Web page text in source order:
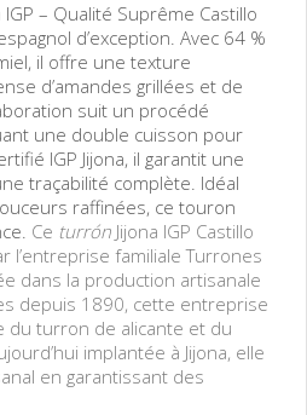
– Qualité Suprême Castillo
d’exception. Avec 64 %
il offre une texture
d’amandes grillées et de
suit un procédé
une double cuisson pour
IGP Jijona, il garantit une
traçabilité complète. Idéal
raffinées, ce touron
Ce turrón Jijona IGP Castillo
l’entreprise familiale Turrones
dans la production artisanale
depuis 1890, cette entreprise
du turron de alicante et du
implantée à Jijona, elle
en garantissant des